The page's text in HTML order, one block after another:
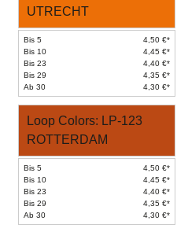
UTRECHT
Bis 5
4,50 €*
Bis 10
4,45 €*
Bis 23
4,40 €*
Bis 29
4,35 €*
Ab 30
4,30 €*
Loop Colors: LP-123
ROTTERDAM
Bis 5
4,50 €*
Bis 10
4,45 €*
Bis 23
4,40 €*
Bis 29
4,35 €*
Ab 30
4,30 €*